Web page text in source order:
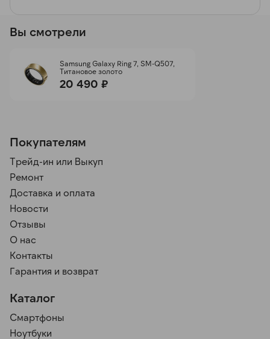
Вы смотрели
Samsung Galaxy Ring 7, SM-Q507,
Титановое золото
20 490 ₽
Покупателям
Трейд-ин или Выкуп
Ремонт
Доставка и оплата
Новости
Отзывы
О нас
Контакты
Гарантия и возврат
Каталог
Смартфоны
Ноутбуки